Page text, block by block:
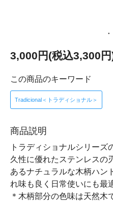
3,000円(税込3,300円
この商品のキーワード
Tradicional＜トラディショナル＞
商品説明
トラディショナルシリー
久性に優れたステンレスの
あるナチュラルな木柄ハン
れ味も良く日常使いにも最
＊木柄部分の色味は天然木